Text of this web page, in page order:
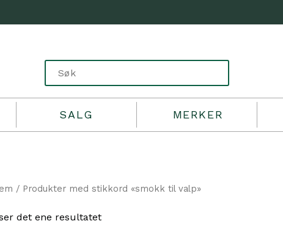
SALG MERKER
/ Produkter med stikkord «smokk til valp»
det ene resultatet